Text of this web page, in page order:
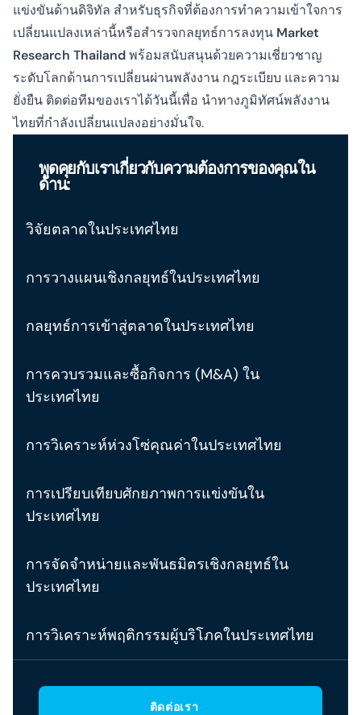
แข่งขันด้านดิจิทัล สำหรับธุรกิจที่ต้องการทำความเข้าใจการ
เปลี่ยนแปลงเหล่านี้หรือสำรวจกลยุทธ์การลงทุน Market
Research Thailandพร้อมสนับสนุนด้วยความเชี่ยวชาญ
ระดับโลกด้านการเปลี่ยนผ่านพลังงาน กฎระเบียบ และความ
ยั่งยืน ติดต่อทีมของเราได้วันนี้เพื่อ นำทางภูมิทัศน์พลังงาน
ไทยที่กำลังเปลี่ยนแปลงอย่างมั่นใจ.
พูดคุยกับเราเกี่ยวกับความต้องการของคุณใน
ด้าน:
วิจัยตลาดในประเทศไทย
การวางแผนเชิงกลยุทธ์ในประเทศไทย
กลยุทธ์การเข้าสู่ตลาดในประเทศไทย
การควบรวมและซื้อกิจการ (M&A) ใน
ประเทศไทย
การวิเคราะห์ห่วงโซ่คุณค่าในประเทศไทย
การเปรียบเทียบศักยภาพการแข่งขันใน
ประเทศไทย
การจัดจำหน่ายและพันธมิตรเชิงกลยุทธ์ใน
ประเทศไทย
การวิเคราะห์พฤติกรรมผู้บริโภคในประเทศไทย
ติดต่อเรา